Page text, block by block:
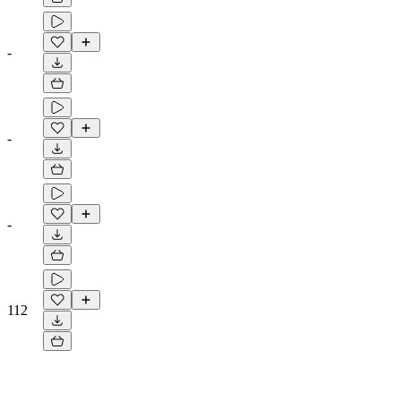
-
-
-
112